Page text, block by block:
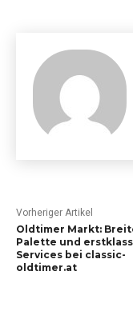
Vorheriger Artikel
Oldtimer Markt:
Palette und
Services bei classic-
oldtimer.at